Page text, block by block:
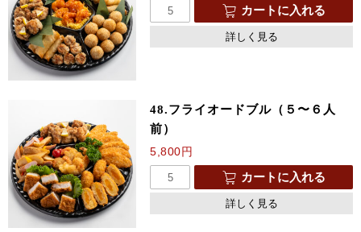
カートに入れる
詳しく見る
48.フライオードブル（５〜６人
前）
5,800円
カートに入れる
詳しく見る